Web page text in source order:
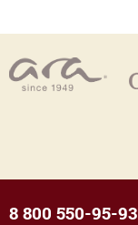
8 800 550-95-93